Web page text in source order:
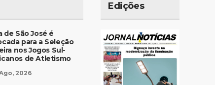
de São José é
para a Seleção
nos Jogos Sul-
de Atletismo
2026
Edições